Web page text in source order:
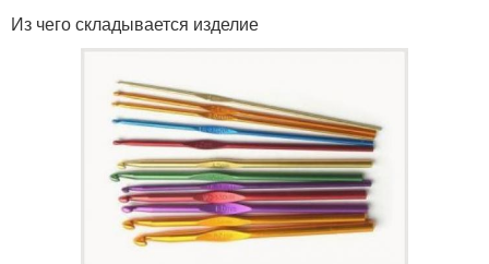
Из чего складывается изделие